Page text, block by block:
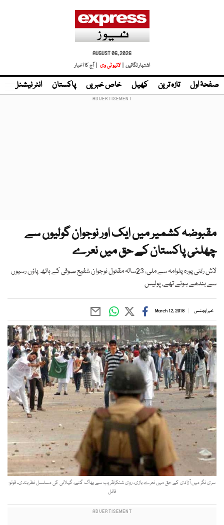
AUGUST 06, 2026
اشتہار لگائیں |
لائیو ٹی وی | آج کا اخبار
صفحۂ اول تازہ ترین کھیل خاص خبریں پاکستان انٹر نیشنل
مقبوضہ کشمیر میں ایک اور نوجوان گولیوں سے
چھلنی پاکستان کے حق میں نعرے
لاش رتنی پورہ پلوامہ سے ملی، 23سالہ مقتول نوجوان شفیع صوفی کے ہاتھ پاؤں رسیوں
سے بندھے ہوئے تھے، پولیس
خبر ایجنسی March 12, 2018
سری نگر میں آزادی کے حق میں نعرے بازی، روی شنکرتقریب سے بھاگ گئے، گیلانی کی مسلسل نظربندی۔ فوٹو:
فائل